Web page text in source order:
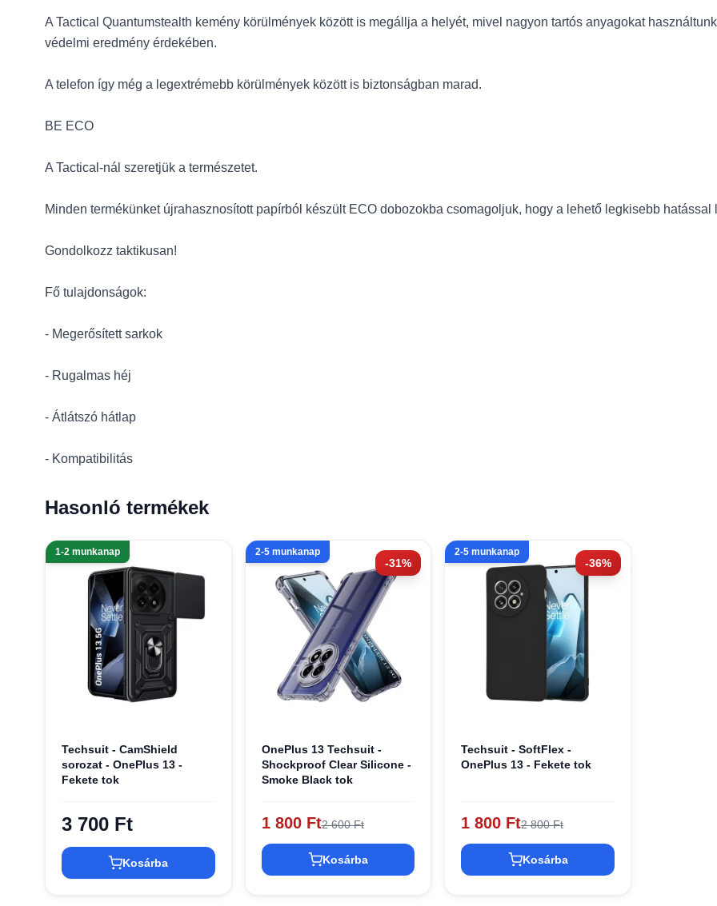
A Tactical Quantumstealth kemény körülmények között is megállja a helyét, mivel nagyon tartós anyagokat
védelmi eredmény érdekében.
A telefon így még a legextrémebb körülmények között is biztonságban marad.
BE ECO
A Tactical-nál szeretjük a természetet.
Minden termékünket újrahasznosított papírból készült ECO dobozokba csomagoljuk, hogy a lehető legkisebb hatással
Gondolkozz taktikusan!
Fő tulajdonságok:
- Megerősített sarkok
- Rugalmas héj
- Átlátszó hátlap
- Kompatibilitás
Hasonló termékek
1-2 munkanap
Techsuit - CamShield
sorozat - OnePlus 13 -
Fekete tok
3 700 Ft
Kosárba
-31%
2-5 munkanap
OnePlus 13 Techsuit -
Shockproof Clear Silicone -
Smoke Black tok
1 800 Ft2 600 Ft
Kosárba
-36%
2-5 munkanap
Techsuit - SoftFlex -
OnePlus 13 - Fekete tok
1 800 Ft2 800 Ft
Kosárba